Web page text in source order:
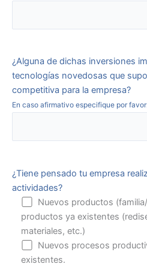
¿Alguna de dichas inversiones
tecnologías novedosas que
competitiva para la empresa?
En caso afirmativo especifique por
¿Tiene pensado tu empresa
actividades?
Nuevos productos
productos ya existentes
materiales, etc.)
Nuevos procesos
existentes.